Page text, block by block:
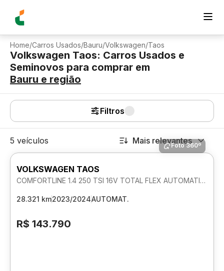
Home/Carros Usados/Bauru/Volkswagen/Taos
Volkswagen Taos: Carros Usados e
Seminovos para comprar em
Bauru e região
Filtros
5 veículos Mais relevantes
Foto 360º
VOLKSWAGEN TAOS
COMFORTLINE 1.4 250 TSI 16V TOTAL FLEX AUTOMATICO
28.321 km2023/2024AUTOMAT.
R$ 143.790